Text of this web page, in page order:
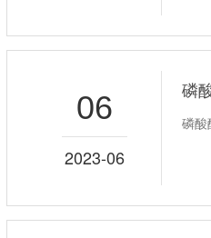
06
2023-06
磷
磷酸